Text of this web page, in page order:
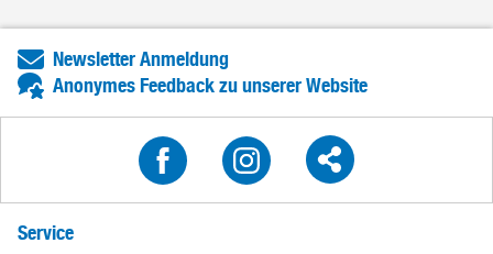
Newsletter Anmeldung
Anonymes Feedback zu unserer Website
Service